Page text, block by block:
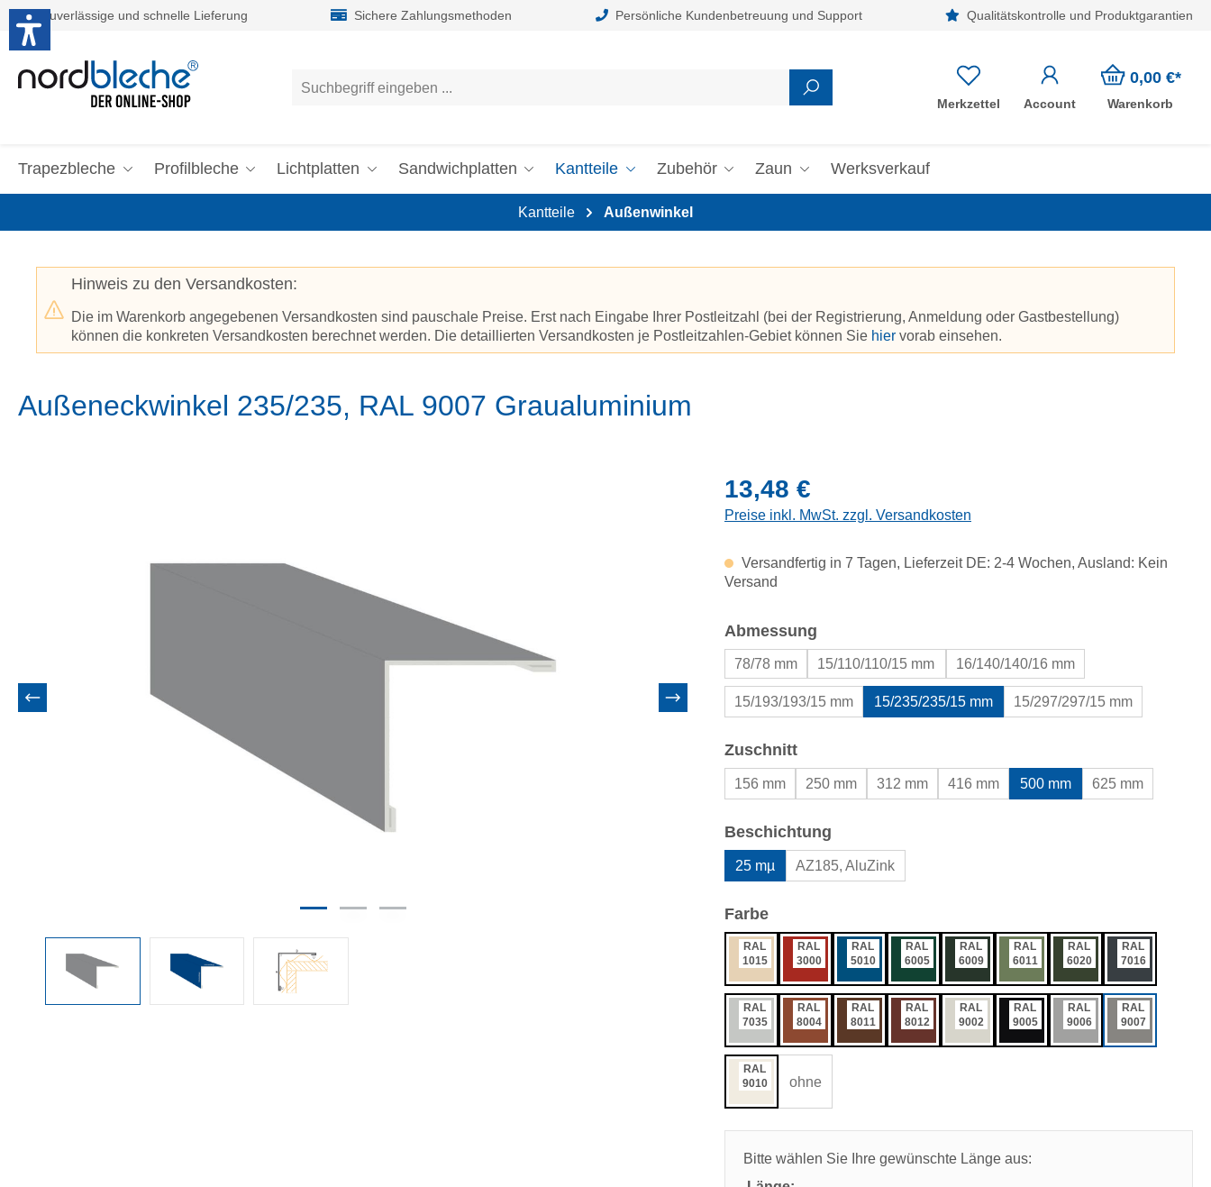
Hauptinhalt springen
Zur Suche springen
Zuverlässige und schnelle Lieferung Sichere Zahlungsmethoden Persönliche Kundenbetreuung und Support Qualitätskontrolle und Produktgarantien
Merkzettel Account
0,00 €*
Warenkorb
Trapezbleche Profilbleche Lichtplatten Sandwichplatten Kantteile Zubehör Zaun Werksverkauf
Kantteile Außenwinkel
Hinweis zu den Versandkosten:
Die im Warenkorb angegebenen Versandkosten sind pauschale Preise. Erst nach Eingabe Ihrer Postleitzahl (bei der Registrierung, Anmeldung oder Gastbestellung)
können die konkreten Versandkosten berechnet werden. Die detaillierten Versandkosten je Postleitzahlen-Gebiet können Sie hier vorab einsehen.
Außeneckwinkel 235/235, RAL 9007 Graualuminium
Regulärer Preis:
13,48 €
Preise inkl. MwSt. zzgl. Versandkosten
Versandfertig in 7 Tagen, Lieferzeit DE: 2-4 Wochen, Ausland: Kein
Versand
Abmessung
78/78 mm 15/110/110/15 mm 16/140/140/16 mm
15/193/193/15 mm 15/235/235/15 mm 15/297/297/15 mm
Zuschnittauswählen
156 mm 250 mm 312 mm 416 mm 500 mm 625 mm
Beschichtung
25 mµ AZ185, AluZink
Farbeauswählen
RAL
1015
RAL
3000
RAL
5010
RAL
6005
RAL
6009
RAL
6011
RAL
6020
RAL
7016
RAL
7035
RAL
8004
RAL
8011
RAL
8012
RAL
9002
RAL
9005
RAL
9006
RAL
9007
RAL
9010
ohne
Bitte wählen Sie Ihre gewünschte Länge aus: